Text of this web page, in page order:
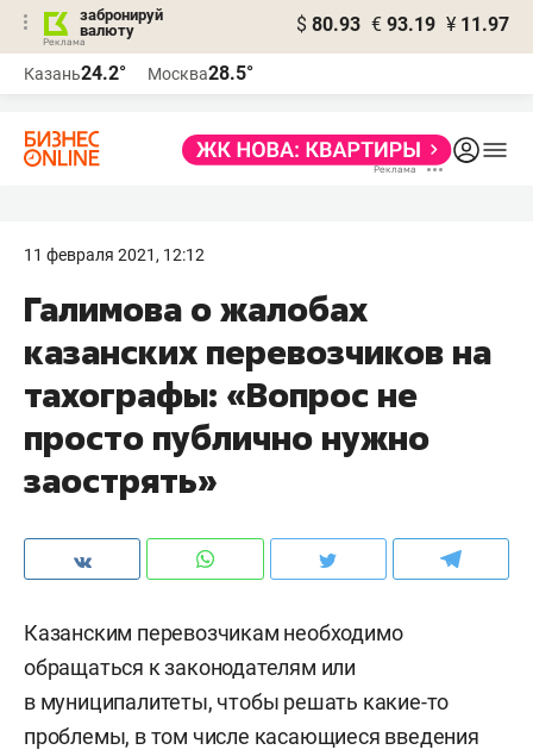
забронируй
валюту
$ 80.93 € 93.19 ¥ 11.97
Казань24.2° Москва28.5°
11 февраля 2021, 12:12
Галимова о жалобах
казанских перевозчиков на
тахографы: «Вопрос не
просто публично нужно
заострять»
Казанским перевозчикам необходимо
обращаться к законодателям или
в муниципалитеты, чтобы решать какие-то
проблемы, в том числе касающиеся введения